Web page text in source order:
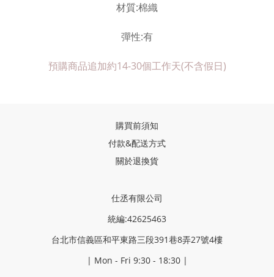
材質:棉織
彈性:有
預購商品追加約14-30個工作天(不含假日)
購買前須知
付款&配送方式
關於退換貨
仕丞有限公司
統編:42625463
台北市信義區和平東路三段391巷8弄27號4樓
| Mon - Fri 9:30 - 18:30 |